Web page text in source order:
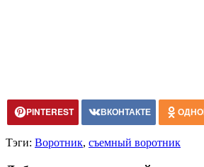
PINTEREST ВКОНТАКТЕ
Тэги: Воротник, съемный воротник